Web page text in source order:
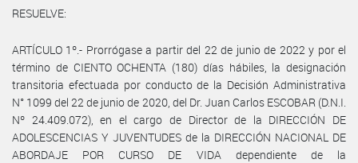
RESUELVE:
ARTÍCULO 1º.- Prorrógase a partir del 22 de junio de 2022 y por el
término de CIENTO OCHENTA (180) días hábiles, la designación
transitoria efectuada por conducto de la Decisión Administrativa
N° 1099 del 22 de junio de 2020, del Dr. Juan Carlos ESCOBAR (D.N.I.
Nº 24.409.072), en el cargo de Director de la DIRECCIÓN DE
ADOLESCENCIAS Y JUVENTUDES de la DIRECCIÓN NACIONAL DE
ABORDAJE POR CURSO DE VIDA dependiente de la